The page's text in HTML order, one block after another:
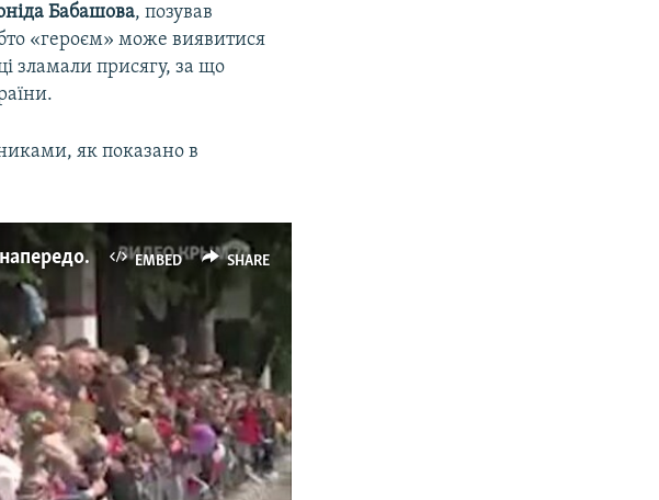
Бабашова, позував
«героєм» може виявитися
зламали присягу, за що
як показано в
EMBED SHARE
Відеоролик телеканалу «Крым 24», створений напередодні виборів у Росії (відео)
available